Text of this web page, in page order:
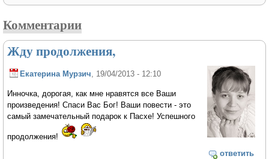
Комментарии
Жду продолжения,
Екатерина Мурзич , 19/04/2013 - 12:10
Инночка, дорогая, как мне нравятся все Ваши
произведения! Спаси Вас Бог! Ваши повести - это
самый замечательный подарок к Пасхе! Успешного
продолжения!
ответить